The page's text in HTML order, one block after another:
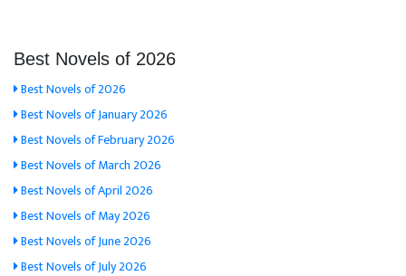
Best Novels of 2026
Best Novels of 2026
Best Novels of January 2026
Best Novels of February 2026
Best Novels of March 2026
Best Novels of April 2026
Best Novels of May 2026
Best Novels of June 2026
Best Novels of July 2026